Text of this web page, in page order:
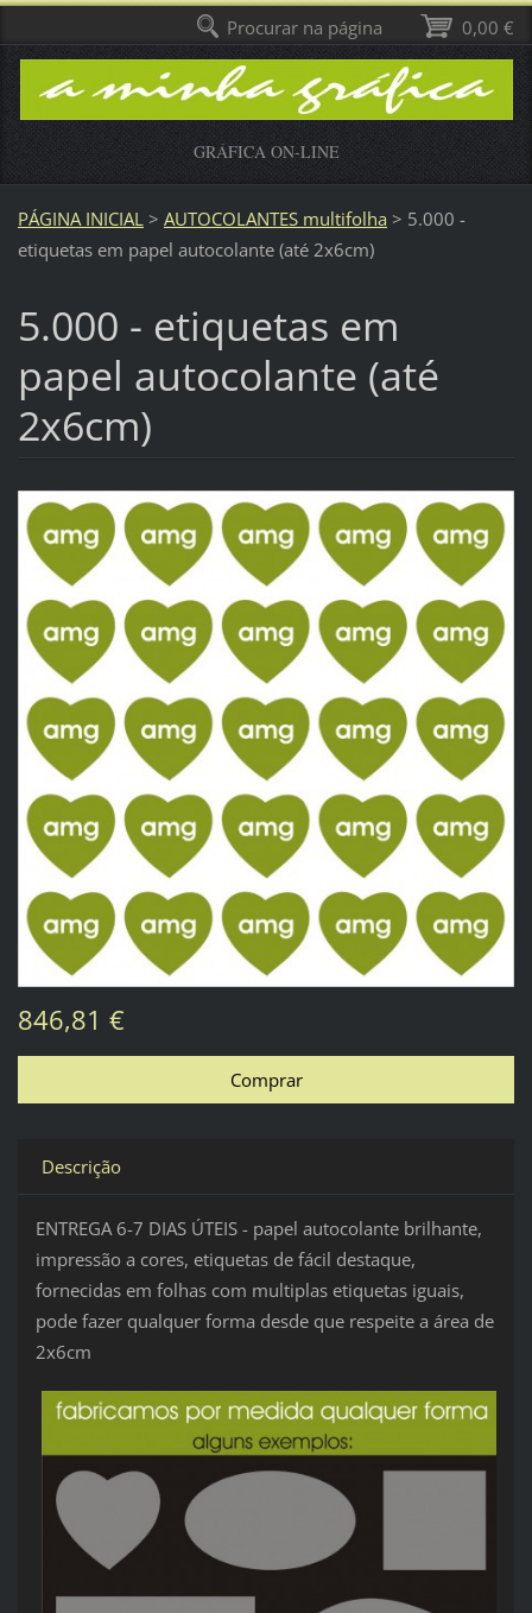
GRÁFICA ON-LINE
PÁGINA INICIAL > AUTOCOLANTES multifolha > 5.000 -
etiquetas em papel autocolante (até 2x6cm)
5.000 - etiquetas em
papel autocolante (até
2x6cm)
846,81 €
Descrição
ENTREGA 6-7 DIAS ÚTEIS - papel autocolante brilhante,
impressão a cores, etiquetas de fácil destaque,
fornecidas em folhas com multiplas etiquetas iguais,
pode fazer qualquer forma desde que respeite a área de
2x6cm
0,00 €
Procurar na página